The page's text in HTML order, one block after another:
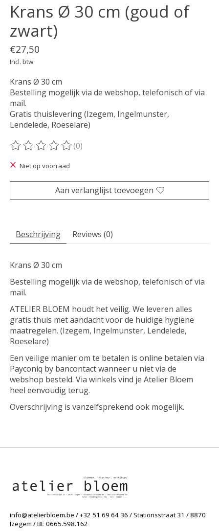
Krans Ø 30 cm (goud of
zwart)
€27,50
Incl. btw
Krans Ø 30 cm
Bestelling mogelijk via de webshop, telefonisch of via
mail.
Gratis thuislevering (Izegem, Ingelmunster,
Lendelede, Roeselare)
De beoordeling van dit product is
(0)
Niet op voorraad
Aan verlanglijst toevoegen
Beschrijving Reviews (0)
Krans Ø 30 cm
Bestelling mogelijk via de webshop, telefonisch of via
mail.
ATELIER BLOEM houdt het veilig. We leveren alles
gratis thuis met aandacht voor de huidige hygiëne
maatregelen. (Izegem, Ingelmunster, Lendelede,
Roeselare)
Een veilige manier om te betalen is online betalen via
Payconiq by bancontact wanneer u niet via de
webshop besteld. Via winkels vind je Atelier Bloem
heel eenvoudig terug.
Overschrijving is vanzelfsprekend ook mogelijk.
info@atelierbloem.be / +32 51 69 64 36 / Stationsstraat 31 / 8870
Izegem / BE 0665.598.162